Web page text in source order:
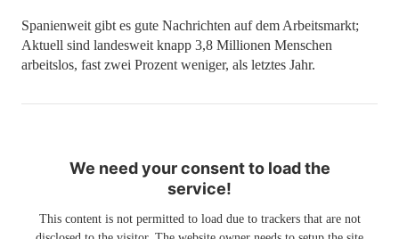
Spanienweit gibt es gute Nachrichten auf dem Arbeitsmarkt;
Aktuell sind landesweit knapp 3,8 Millionen Menschen
arbeitslos, fast zwei Prozent weniger, als letztes Jahr.
We need your consent to load the
service!
This content is not permitted to load due to trackers that are not